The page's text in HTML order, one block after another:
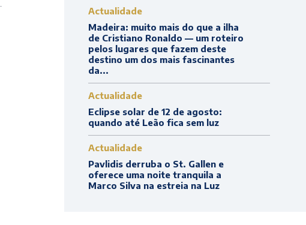
Actualidade
Madeira: muito mais do que a ilha
de Cristiano Ronaldo — um roteiro
pelos lugares que fazem deste
destino um dos mais fascinantes
da...
Actualidade
Eclipse solar de 12 de agosto:
quando até Leão fica sem luz
Actualidade
Pavlidis derruba o St. Gallen e
oferece uma noite tranquila a
Marco Silva na estreia na Luz